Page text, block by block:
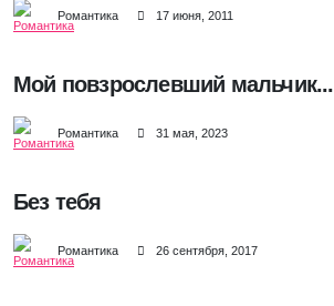
Романтика 17 июня, 2011
Мой повзрослевший мальчик...
Романтика 31 мая, 2023
Без тебя
Романтика 26 сентября, 2017